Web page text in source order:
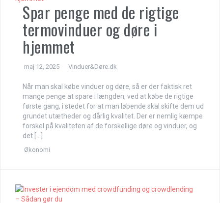
Spar penge med de rigtige
termovinduer og døre i
hjemmet
maj 12, 2025 Vinduer&Døre.dk
Når man skal købe vinduer og døre, så er der faktisk ret
mange penge at spare i længden, ved at købe de rigtige
første gang, i stedet for at man løbende skal skifte dem ud
grundet utætheder og dårlig kvalitet. Der er nemlig kæmpe
forskel på kvaliteten af de forskellige døre og vinduer, og
det […]
Økonomi